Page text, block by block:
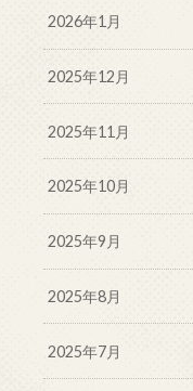
2026年1月
2025年12月
2025年11月
2025年10月
2025年9月
2025年8月
2025年7月